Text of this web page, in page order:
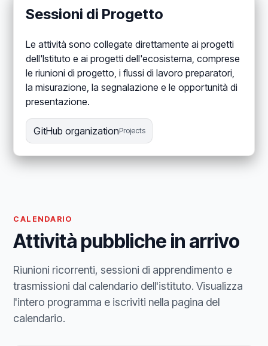
Sessioni di Progetto
Le attività sono collegate direttamente ai progetti
dell'Istituto e ai progetti dell'ecosistema, comprese
le riunioni di progetto, i flussi di lavoro preparatori,
la misurazione, la segnalazione e le opportunità di
presentazione.
GitHub organizationProjects
CALENDARIO
Attività pubbliche in arrivo
Riunioni ricorrenti, sessioni di apprendimento e
trasmissioni dal calendario dell'istituto. Visualizza
l'intero programma e iscriviti nella pagina del
calendario.